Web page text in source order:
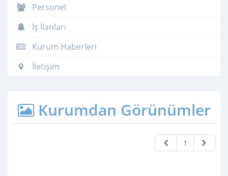
Personel
İş İlanları
Kurum Haberleri
İletişim
Kurumdan Görünümler
1